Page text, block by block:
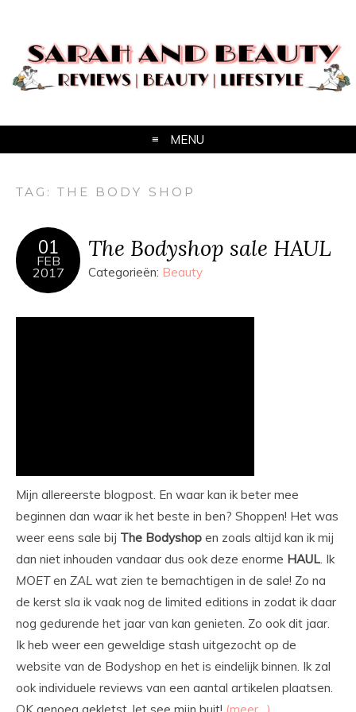
MENU
TAG:THE BODY SHOP
01
FEB
2017
The Bodyshop sale HAUL
Categorieën: Beauty
Mijn allereerste blogpost. En waar kan ik beter mee
beginnen dan waar ik het beste in ben? Shoppen! Het was
weer eens sale bij The Bodyshop en zoals altijd kan ik mij
dan niet inhouden vandaar dus ook deze enorme HAUL. Ik
MOETen ZAL wat zien te bemachtigen in de sale! Zo na
de kerst sla ik vaak nog de limited editions in zodat ik daar
nog gedurende het jaar van kan genieten. Zo ook dit jaar.
Ik heb weer een geweldige stash uitgezocht op de
website van de Bodyshop en het is eindelijk binnen. Ik zal
ook individuele reviews van een aantal artikelen plaatsen.